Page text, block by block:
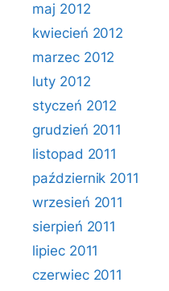
maj 2012
kwiecień 2012
marzec 2012
luty 2012
styczeń 2012
grudzień 2011
listopad 2011
październik 2011
wrzesień 2011
sierpień 2011
lipiec 2011
czerwiec 2011